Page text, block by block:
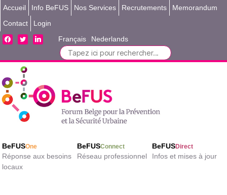
Accueil Info BeFUS Nos Services Recrutements
Memorandum
Contact
Login
facebooktwitterlinkedin Français Nederlands
Search
for:
BeFUSOne
Réponse aux besoins
locaux
BeFUSConnect
Réseau professionnel
BeFUSDirect
Infos et mises à jour